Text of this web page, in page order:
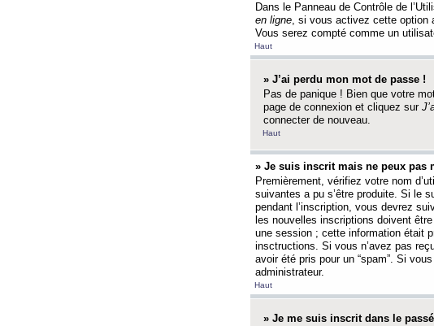
Dans le Panneau de Contrôle de
en ligne, si vous activez cette option
Vous serez compté comme un
Haut
» J’ai perdu mon mot de passe !
Pas de panique ! Bien que votre
page de connexion et cliquez sur
connecter de nouveau.
Haut
» Je suis inscrit mais ne peux pas
Premièrement, vérifiez votre nom
suivantes a pu s’être produite. Si le
pendant l’inscription, vous devrez
les nouvelles inscriptions doivent
une session ; cette information était
insctructions. Si vous n’avez pas
avoir été pris pour un “spam”. Si
administrateur.
Haut
» Je me suis inscrit dans le